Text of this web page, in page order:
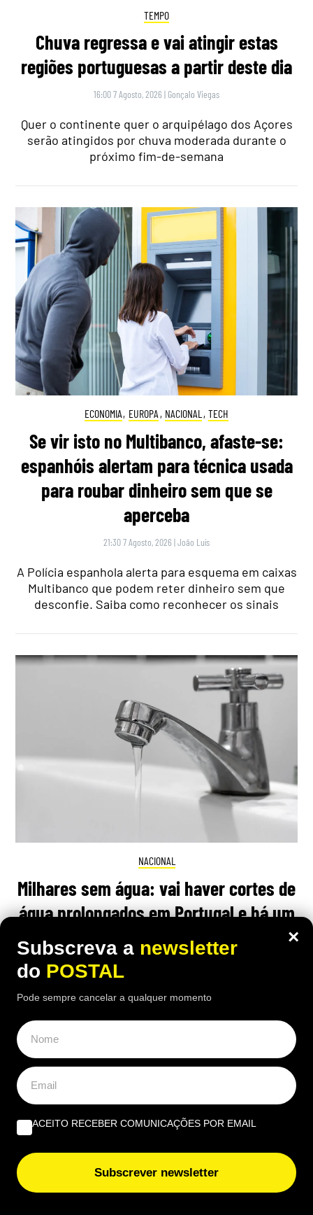
TEMPO
Chuva regressa e vai atingir estas
regiões portuguesas a partir deste dia
16:00 7 Agosto, 2026 | Gonçalo Viegas
Quer o continente quer o arquipélago dos Açores
serão atingidos por chuva moderada durante o
próximo fim-de-semana
ECONOMIA, EUROPA , NACIONAL , TECH
Se vir isto no Multibanco, afaste-se:
espanhóis alertam para técnica usada
para roubar dinheiro sem que se
aperceba
21:30 7 Agosto, 2026 |João Luís
A Polícia espanhola alerta para esquema em caixas
Multibanco que podem reter dinheiro sem que
desconfie. Saiba como reconhecer os sinais
NACIONAL
Milhares sem água: vai haver cortes de
água prolongados em Portugal e há um
concelho com interrupção durante 5
dias
Vários concelhos já têm cortes de água
confirmados para a semana de 10 a 16 de agosto,
com interrupções que podem durar várias horas
×
Subscreva a newsletter
do POSTAL
Pode sempre cancelar a qualquer momento
ACEITO RECEBER COMUNICAÇÕES POR EMAIL
Subscrever newsletter